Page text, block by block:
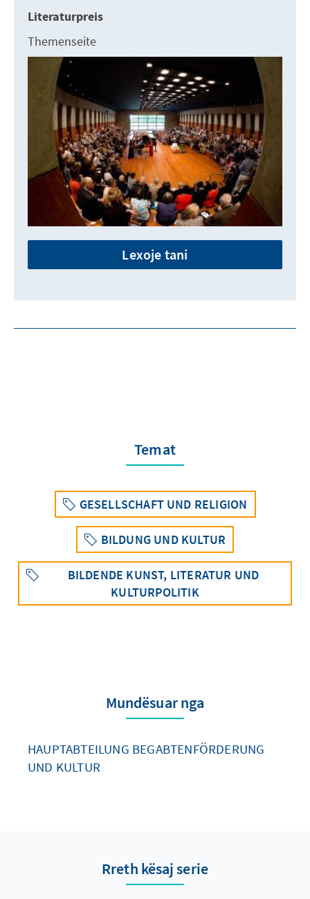
Literaturpreis
Themenseite
Lexoje tani
Temat
GESELLSCHAFT UND RELIGION
BILDUNG UND KULTUR
BILDENDE KUNST, LITERATUR UND
KULTURPOLITIK
Mundësuar nga
HAUPTABTEILUNG BEGABTENFÖRDERUNG
UND KULTUR
Rreth kësaj serie